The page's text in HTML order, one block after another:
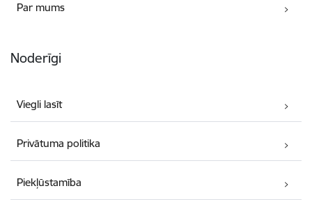
Par mums
Noderīgi
Viegli lasīt
Privātuma politika
Piekļūstamība